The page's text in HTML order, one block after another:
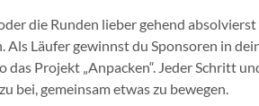
die Runden lieber gehend absolvierst
Als Läufer gewinnst du Sponsoren in
Projekt „Anpacken“. Jeder Schritt
bei, gemeinsam etwas zu bewegen.